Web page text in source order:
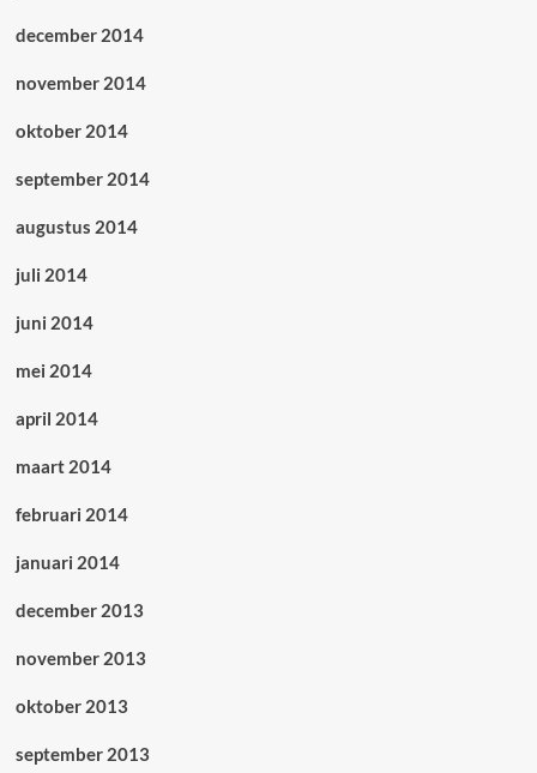
december 2014
november 2014
oktober 2014
september 2014
augustus 2014
juli 2014
juni 2014
mei 2014
april 2014
maart 2014
februari 2014
januari 2014
december 2013
november 2013
oktober 2013
september 2013